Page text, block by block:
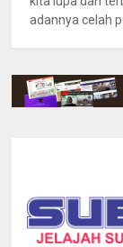
adannya celah